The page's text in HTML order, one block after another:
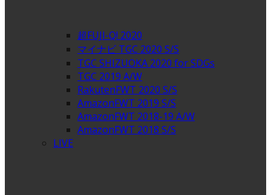
超FUJI-Q! 2020
マイナビ TGC 2020 S/S
TGC SHIZUOKA 2020 for SDGs
TGC 2019 A/W
RakutenFWT 2020 S/S
AmazonFWT 2019 S/S
AmazonFWT 2018-19 A/W
AmazonFWT 2018 S/S
LIVE